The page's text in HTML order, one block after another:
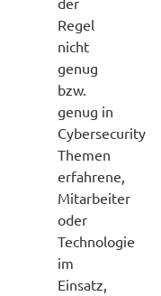
Regel
nicht
genug
bzw.
genug in
Cybersecurity
Themen
erfahrene,
Mitarbeiter
oder
Technologie
im
Einsatz,